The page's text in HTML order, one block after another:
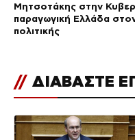
Μητσοτάκης στην
παραγωγική Ελλάδα
πολιτικής
// ΔΙΑΒΑΣΤΕ